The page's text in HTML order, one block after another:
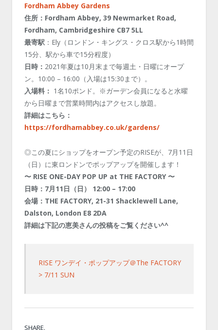
Fordham Abbey Gardens
住所：Fordham Abbey, 39 Newmarket Road,
Fordham, Cambridgeshire CB7 5LL
最寄駅 ：Ely（ロンドン・キングス・クロス駅から1時間
15分、駅から車で15分程度）
日時： 2021年夏は10月末まで毎週土・日曜にオープ
ン。10:00 – 16:00（入場は15:30まで）。
入場料： 1名10ポンド。※ガーデン会員になると水曜
から日曜まで営業時間内はアクセスし放題。
詳細はこちら：
https://fordhamabbey.co.uk/gardens/
◎この夏にショップをオープン予定のRISEが、7月11日
（日）に東ロンドンでポップアップを開催します！
〜 RISE ONE-DAY POP UP at THE FACTORY 〜
日時：7月11日（日） 12:00 – 17:00
会場：THE FACTORY, 21-31 Shacklewell Lane,
Dalston, London E8 2DA
詳細は下記の恵美さんの投稿をご覧ください^^
RISE ワンデイ・ポップアップ＠The FACTORY
> 7/11 SUN
SHARE.